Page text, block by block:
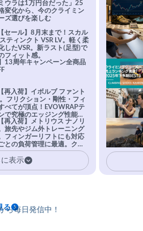
ウラは1万円台だった」25
変化から、今のクライミン
ズ選びを楽しむ
セール】8月末まで！スカル
ティンクト VSR LV。軽く柔
したVSR。新ラスト(足型)で
フィット感。
13周年キャンペーン全商品
再入荷】イボルブ ファント
フリクション・剛性・フィ
べてが頂点！EVOWRAPテ
で究極のエッジング性能を
化系ラバーEvo-74はTRAX
る粘着力で極小ホールドに
再入荷】メトリウス ナノリ
旅先やジム外トレーニング
フィンガーリフトにも対応
との負荷管理に最適。クラ
指を本気で鍛えるギア。
に表示
ら毎日発信中！
る